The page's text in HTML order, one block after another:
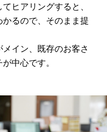
ヒアリングすると、
るので、そのまま提
イン、既存のお客さ
中心です。